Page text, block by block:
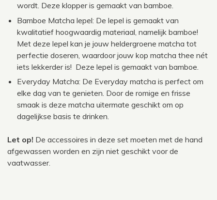
wordt. Deze klopper is gemaakt van bamboe.
Bamboe Matcha lepel: De lepel is gemaakt van
kwalitatief hoogwaardig materiaal, namelijk bamboe!
Met deze lepel kan je jouw heldergroene matcha tot
perfectie doseren, waardoor jouw kop matcha thee nét
iets lekkerder is! Deze lepel is gemaakt van bamboe.
Everyday Matcha: De Everyday matcha is perfect om
elke dag van te genieten. Door de romige en frisse
smaak is deze matcha uitermate geschikt om op
dagelijkse basis te drinken.
Let op! De accessoires in deze set moeten met de hand
afgewassen worden en zijn niet geschikt voor de
vaatwasser.